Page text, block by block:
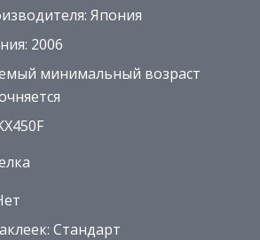
Япония
2006
минимальный возраст
Стандарт